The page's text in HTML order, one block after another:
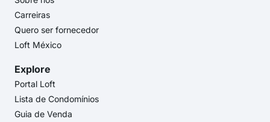
Carreiras
Quero ser fornecedor
Loft México
Explore
Portal Loft
Lista de Condomínios
Guia de Venda